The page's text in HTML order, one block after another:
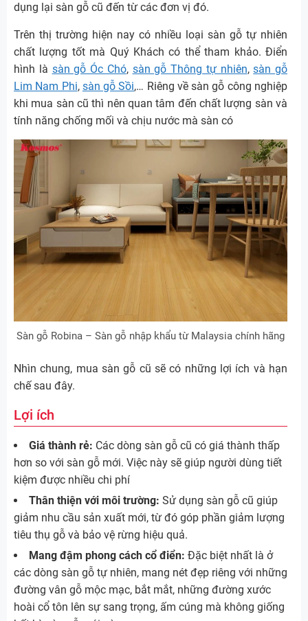
dụng lại sàn gỗ cũ đến từ các đơn vị đó.
Trên thị trường hiện nay có nhiều loại sàn gỗ tự nhiên
chất lượng tốt mà Quý Khách có thể tham khảo. Điển
hình là sàn gỗ Óc Chó, sàn gỗ Thông tự nhiên,sàn gỗ
Lim Nam Phi, sàn gỗ Sồi,… Riêng về sàn gỗ công nghiệp
khi mua sàn cũ thì nên quan tâm đến chất lượng sàn và
tính năng chống mối và chịu nước mà sàn có
Sàn gỗ Robina – Sàn gỗ nhập khẩu từ Malaysia chính hãng
Nhìn chung, mua sàn gỗ cũ sẽ có những lợi ích và hạn
chế sau đây.
Lợi ích
Giá thành rẻ: Các dòng sàn gỗ cũ có giá thành thấp
hơn so với sàn gỗ mới. Việc này sẽ giúp người dùng tiết
kiệm được nhiều chi phí
Thân thiện với môi trường: Sử dụng sàn gỗ cũ giúp
giảm nhu cầu sản xuất mới, từ đó góp phần giảm lượng
tiêu thụ gỗ và bảo vệ rừng hiệu quả.
Mang đậm phong cách cổ điển: Đặc biệt nhất là ở
các dòng sàn gỗ tự nhiên, mang nét đẹp riêng với những
đường vân gỗ mộc mạc, bắt mắt, những đường xước
hoài cổ tôn lên sự sang trọng, ấm cúng mà không giống